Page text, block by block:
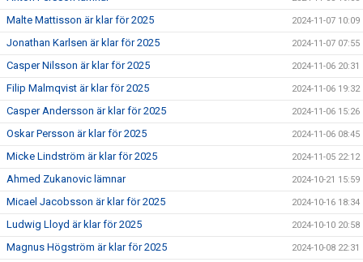
Malte Mattisson är klar för 2025 2024-11-07 10:09
Jonathan Karlsen är klar för 2025 2024-11-07 07:55
Casper Nilsson är klar för 2025 2024-11-06 20:31
Filip Malmqvist är klar för 2025 2024-11-06 19:32
Casper Andersson är klar för 2025 2024-11-06 15:26
Oskar Persson är klar för 2025 2024-11-06 08:45
Micke Lindström är klar för 2025 2024-11-05 22:12
Ahmed Zukanovic lämnar 2024-10-21 15:59
Micael Jacobsson är klar för 2025 2024-10-16 18:34
Ludwig Lloyd är klar för 2025 2024-10-10 20:58
Magnus Högström är klar för 2025 2024-10-08 22:31